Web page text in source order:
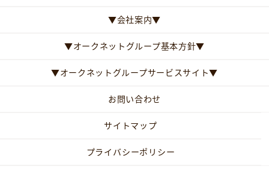
▼会社案内▼
▼オークネットグループ基本方針▼
▼オークネットグループサービスサイト▼
お問い合わせ
サイトマップ
プライバシーポリシー